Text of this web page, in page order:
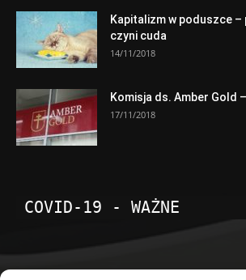
Kapitalizm w poduszce
czyni cuda
14/11/2018
Komisja ds. Amber Gold
17/11/2018
COVID-19 - WAŻNE